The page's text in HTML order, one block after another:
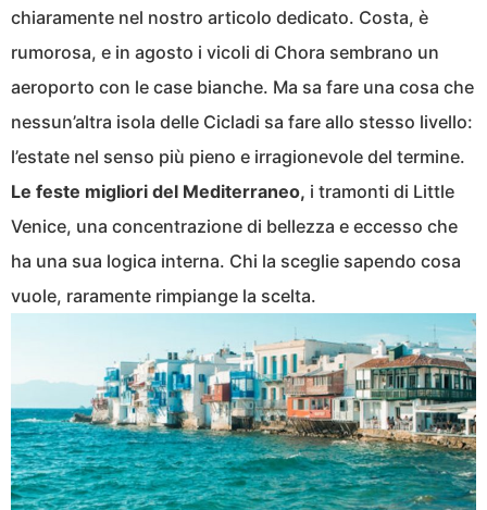
chiaramente nel nostro articolo dedicato. Costa, è
rumorosa, e in agosto i vicoli di Chora sembrano un
aeroporto con le case bianche. Ma sa fare una cosa che
nessun’altra isola delle Cicladi sa fare allo stesso livello:
l’estate nel senso più pieno e irragionevole del termine.
Le feste migliori del Mediterraneo, i tramonti di Little
Venice, una concentrazione di bellezza e eccesso che
ha una sua logica interna. Chi la sceglie sapendo cosa
vuole, raramente rimpiange la scelta.